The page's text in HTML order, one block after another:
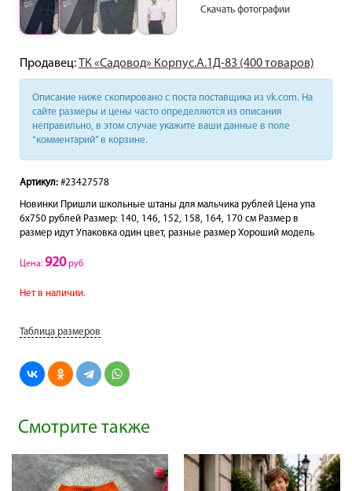
Скачать фотографии
Продавец:ТК «Садовод» Корпус.А.1Д-83 (400 товаров)
Описание ниже скопировано с поста поставщика из vk.com. На
сайте размеры и цены часто определяются из описания
неправильно, в этом случае укажите ваши данные в поле
“комментарий” в корзине.
Артикул: #23427578
Новинки Пришли школьные штаны для мальчика рублей Цена упа
6х750 рублей Размер: 140, 146, 152, 158, 164, 170 см Размер в
размер идут Упаковка один цвет, разные размер Хороший модель
Цена: 920руб
Нет в наличии.
Таблица размеров
Смотрите также